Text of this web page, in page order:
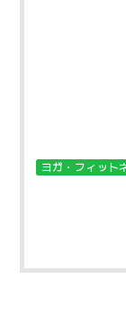
ヨガ・フィット